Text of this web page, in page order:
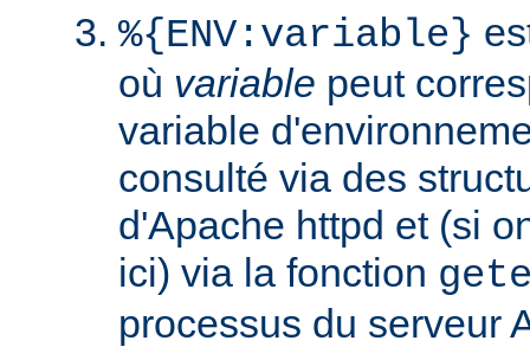
%{ENV:variable}
où variable peut
variable
consulté via des
d'Apache httpd et (si
ici) via la fonction
processus du serveur